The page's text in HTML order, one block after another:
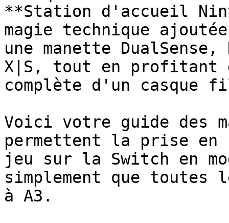
**Station d'accueil
magie technique
une manette
X|S, tout en profitant
complète d'un casque
Voici votre guide des
permettent la prise en
jeu sur la Switch en
simplement que toutes
à A3.